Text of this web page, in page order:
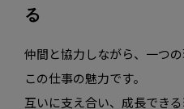
る
仲間と協力しながら、一つ
この仕事の魅力です。
互いに支え合い、成長でき